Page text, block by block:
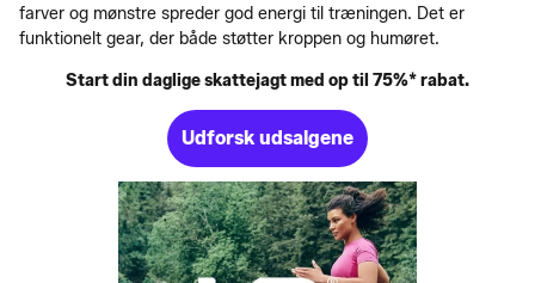
farver og mønstre spreder god energi til træningen. Det er
funktionelt gear, der både støtter kroppen og humøret.
Start din daglige skattejagt med op til 75%* rabat.
Udforsk udsalgene